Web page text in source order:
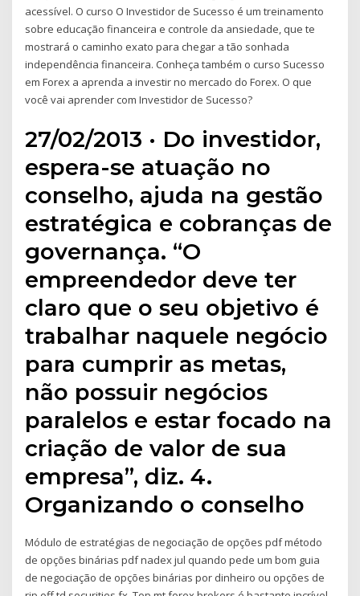
acessível. O curso O Investidor de Sucesso é um treinamento
sobre educação financeira e controle da ansiedade, que te
mostrará o caminho exato para chegar a tão sonhada
independência financeira. Conheça também o curso Sucesso
em Forex a aprenda a investir no mercado do Forex. O que
você vai aprender com Investidor de Sucesso?
27/02/2013 · Do investidor,
espera-se atuação no
conselho, ajuda na gestão
estratégica e cobranças de
governança. “O
empreendedor deve ter
claro que o seu objetivo é
trabalhar naquele negócio
para cumprir as metas,
não possuir negócios
paralelos e estar focado na
criação de valor de sua
empresa”, diz. 4.
Organizando o conselho
Módulo de estratégias de negociação de opções pdf método
de opções binárias pdf nadex jul quando pede um bom guia
de negociação de opções binárias por dinheiro ou opções de